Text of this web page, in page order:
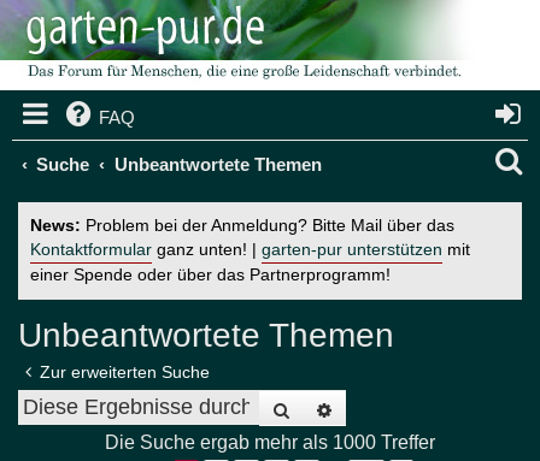
FAQ
Suche Unbeantwortete Themen
News: Problem bei der Anmeldung? Bitte Mail über das
Kontaktformular ganz unten! | garten-pur unterstützen mit
einer Spende oder über das Partnerprogramm!
Unbeantwortete Themen
Zur erweiterten Suche
Suche
Die Suche ergab mehr als 1000 Treffer